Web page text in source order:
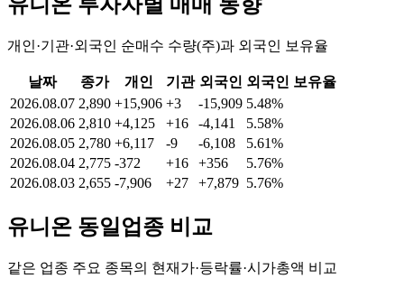
유니온 투자자별 매매 동향
개인·기관·외국인 순매수 수량(주)과 외국인 보유율
날짜 종가 개인 기관 외국인 외국인 보유율
2026.08.07 2,890 +15,906 +3 -15,909 5.48%
2026.08.06 2,810 +4,125 +16 -4,141
5.58%
2026.08.05 2,780 +6,117 -9 -6,108
5.61%
2026.08.04 2,775 -372 +16 +356
5.76%
2026.08.03 2,655 -7,906 +27 +7,879 5.76%
유니온 동일업종 비교
같은 업종 주요 종목의 현재가·등락률·시가총액 비교